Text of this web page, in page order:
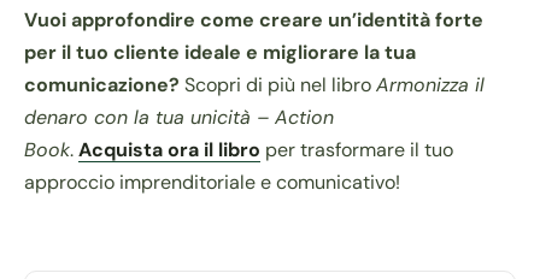
Vuoi approfondire come creare un’identità forte
per il tuo cliente ideale e migliorare la tua
comunicazione? Scopri di più nel libroArmonizza il
denaro con la tua unicità – Action
Book.Acquista ora il libro per trasformare il tuo
approccio imprenditoriale e comunicativo!